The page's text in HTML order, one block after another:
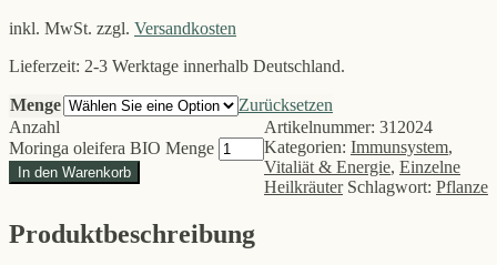
inkl. MwSt. zzgl. Versandkosten
Lieferzeit: 2-3 Werktage innerhalb Deutschland.
Menge
Zurücksetzen
Anzahl
Moringa oleifera BIO Menge
In den Warenkorb
Artikelnummer: 312024
Kategorien: Immunsystem,
Vitaliät & Energie, Einzelne
Heilkräuter Schlagwort: Pflanze
Produktbeschreibung